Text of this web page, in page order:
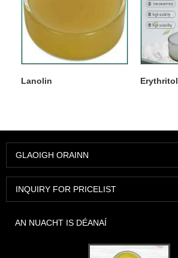
Lanolin Erythritol
GLAOIGH ORAINN
INQUIRY FOR PRICELIST
AN NUACHT IS DÉANAÍ